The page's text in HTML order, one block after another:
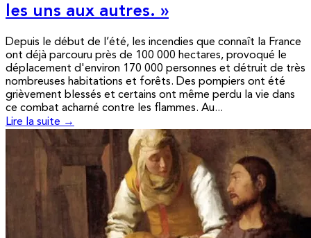
les uns aux autres. »
Depuis le début de l’été, les incendies que connaît la France
ont déjà parcouru près de 100 000 hectares, provoqué le
déplacement d'environ 170 000 personnes et détruit de très
nombreuses habitations et forêts. Des pompiers ont été
grièvement blessés et certains ont même perdu la vie dans
ce combat acharné contre les flammes. Au...
Lire la suite →